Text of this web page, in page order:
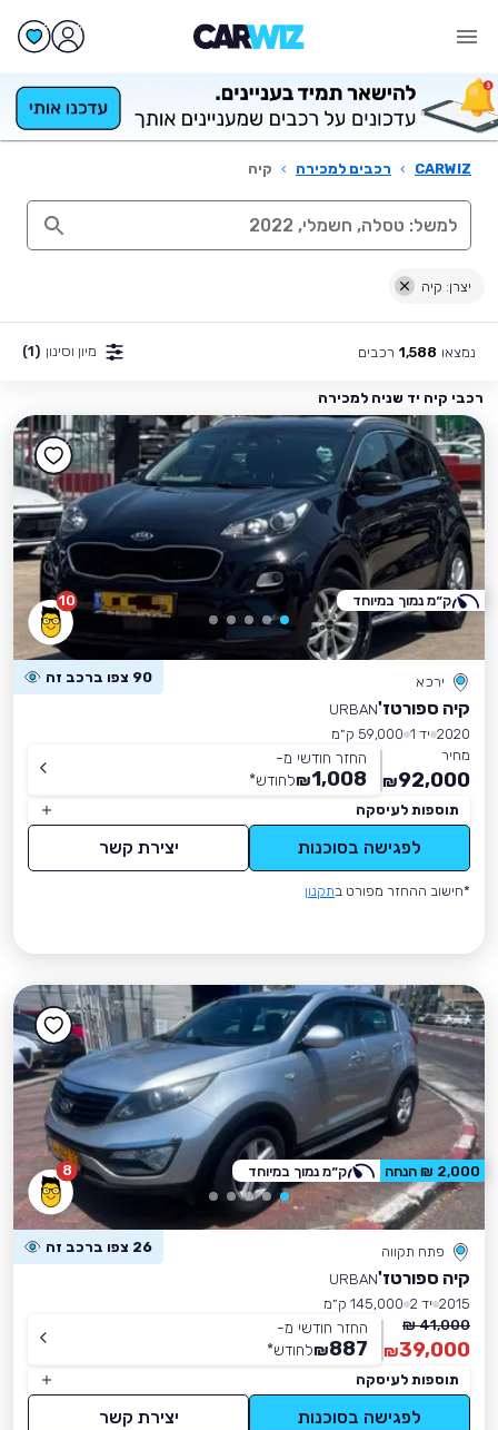
CARWIZ
› רכבים למכירה › קיה
יצרן: קיה
נמצאו 1,588 רכבים מיון וסינון (1)
רכבי קיה יד שניה למכירה
10
ירכא 90 צפו ברכב זה
קיה ספורטז'URBAN
2020 יד 1
59,000 ק״מ
מחיר
92,000
₪
החזר חודשי מ-
1,008
₪לחודש*
תוספות לעיסקה
לפגישה בסוכנות יצירת קשר
*חישוב ההחזר מפורט בתקנון
ק״מ נמוך במיוחד
8
פתח תקווה 26 צפו ברכב זה
קיה ספורטז'URBAN
2015 יד 2
145,000 ק״מ
41,000 ₪
39,000
₪
החזר חודשי מ-
887
₪לחודש*
תוספות לעיסקה
לפגישה בסוכנות יצירת קשר
2,000 ₪ הנחה ק״מ נמוך במיוחד